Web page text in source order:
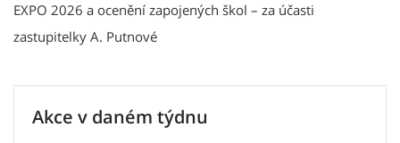
EXPO 2026 a ocenění zapojených škol – za účasti
zastupitelky A. Putnové
Akce v daném týdnu